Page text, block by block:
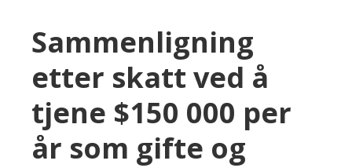
Sammenligning
etter skatt ved å
tjene $150 000 per
år som gifte og